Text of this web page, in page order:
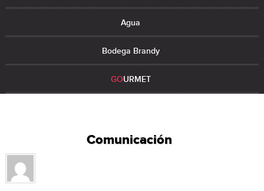
Agua
Bodega Brandy
GOURMET
Comunicación